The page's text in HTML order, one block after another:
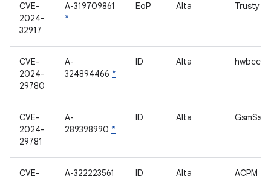
CVE-
2024-
32917
A-319709861
*
EoP Alta Trusty
CVE-
2024-
29780
A-
324894466 *
ID Alta hwbcc
CVE-
2024-
29781
A-
289398990 *
ID Alta GsmSs
CVE-
A-322223561
ID Alta ACPM